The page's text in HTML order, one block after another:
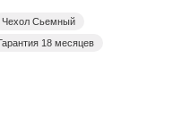
Чехол Сьемный
18 месяцев